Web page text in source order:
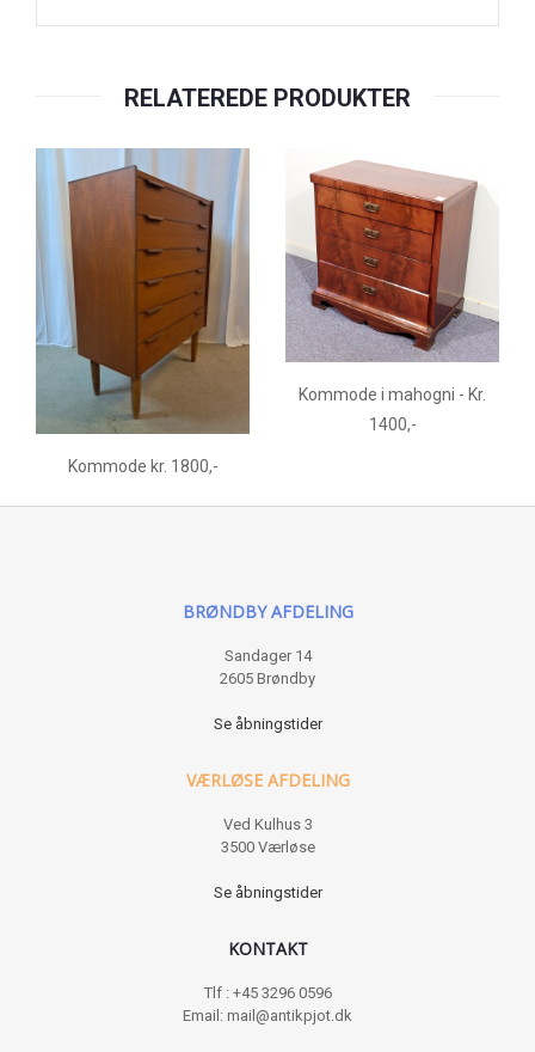
RELATEREDE PRODUKTER
Kommode kr. 1800,-
Kommode i mahogni - Kr.
1400,-
BRØNDBY AFDELING
Sandager 14
2605 Brøndby
Se åbningstider
VÆRLØSE AFDELING
Ved Kulhus 3
3500 Værløse
Se åbningstider
KONTAKT
Tlf : +45 3296 0596
Email: mail@antikpjot.dk